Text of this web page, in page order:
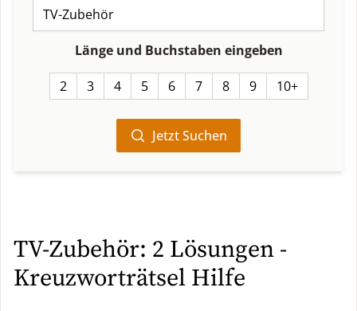
Länge und Buchstaben eingeben
2 3 4 5 6 7 8 9 10+
Jetzt Suchen
TV-Zubehör: 2 Lösungen -
Kreuzworträtsel Hilfe